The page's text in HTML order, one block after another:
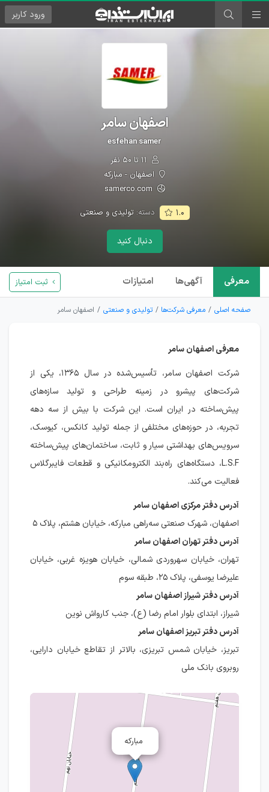
ورود کاربر
اصفهان سامر
esfehan samer
اصفهان - مبارکه
samerco.com
۱.۰ دسته:تولیدی و صنعتی
دنبال کنید
معرفی آگهی‌ها امتیازات ثبت امتیاز
صفحه اصلی معرفی شرکت‌ها تولیدی و صنعتی اصفهان سامر
معرفی اصفهان سامر
شرکت اصفهان سامر، تأسیس‌شده در سال ۱۳۶۵، یکی از
شرکت‌های پیشرو در زمینه طراحی و تولید سازه‌های
پیش‌ساخته در ایران است. این شرکت با بیش از سه دهه
تجربه، در حوزه‌های مختلفی از جمله تولید کانکس، کیوسک،
سرویس‌های بهداشتی سیار و ثابت، ساختمان‌های پیش‌ساخته
L.S.F، دستگاه‌های راه‌بند الکترومکانیکی و قطعات فایبرگلاس
فعالیت می‌کند.
آدرس دفتر مرکزی اصفهان سامر
اصفهان، شهرک صنعتی سه‌راهی مبارکه، خیابان هشتم، پلاک ۵
آدرس دفتر تهران اصفهان سامر
تهران، خیابان سهروردی شمالی، خیابان هویزه غربی، خیابان
علیرضا یوسفی، پلاک ۲۵، طبقه سوم
آدرس دفتر شیراز اصفهان سامر
شیراز، ابتدای بلوار امام رضا (ع)، جنب کارواش نوین
آدرس دفتر تبریز اصفهان سامر
تبریز، خیابان شمس تبریزی، بالاتر از تقاطع خیابان دارایی،
روبروی بانک ملی
مبارکه